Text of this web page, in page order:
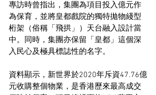
專訪時曾指出，集團為項目投入億元作
為保育，並將皇都戲院的獨特拋物綫型
桁架（俗稱「飛拱」）天台融入設計當
中。同時，集團亦保留「皇都」這個深
入民心及極具標誌性的名字。
資料顯示，新世界於2020年斥資47.76億
元收購整個物業，是香港歷來最高成交